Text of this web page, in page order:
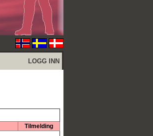
LOGG INN
Tilmelding